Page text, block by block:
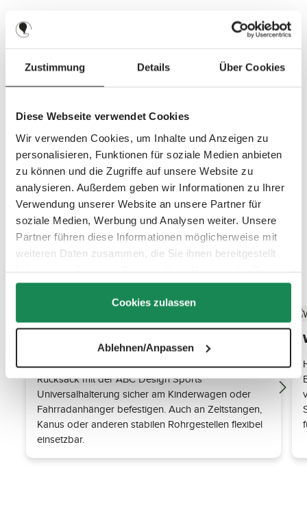
Zustimmung Details Über Cookies
Diese Webseite verwendet Cookies
Wir verwenden Cookies, um Inhalte und Anzeigen zu
personalisieren, Funktionen für soziale Medien anbieten
zu können und die Zugriffe auf unsere Website zu
analysieren. Außerdem geben wir Informationen zu Ihrer
Verwendung unserer Website an unsere Partner für
soziale Medien, Werbung und Analysen weiter. Unsere
Partner führen diese Informationen möglicherweise mit
weiteren Daten zusammen, die Sie ihnen bereitgestellt
gesammelt haben.
Cookies zulassen
Ablehnen/Anpassen
r
t
v
ü
b
,
L
e
f
e
r
z
e
i
t
:
3
-
6
T
a
g
e
Top Features entdecken
Kinderwagen-kompatibel
Dank spezieller Rückenvertiefungen lässt sich der
Rucksack mit der ABC Design Sports
Universalhalterung sicher am Kinderwagen oder
Fahrradanhänger befestigen. Auch an Zeltstangen,
Kanus oder anderen stabilen Rohrgestellen flexibel
einsetzbar.